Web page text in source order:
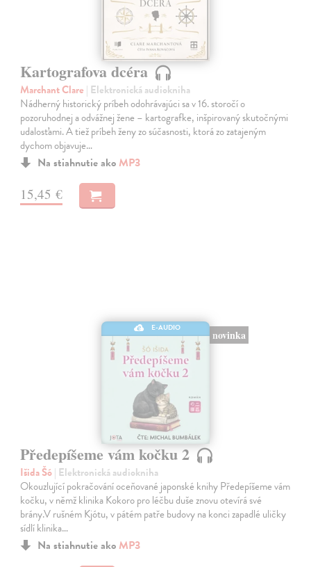
Kartografova dcéra
Marchant Clare | Elektronická audiokniha
Nádherný historický príbeh odohrávajúci sa v 16. storočí o
pozoruhodnej a odvážnej žene – kartografke, inšpirovaný skutočnými
udalosťami. A tiež príbeh ženy zo súčasnosti, ktorá zo zatajeným
dychom objavuje…
Na stiahnutie ako MP3
15,45 €
E-AUDIO
novinka
Předepíšeme vám kočku 2
Išida Šó| Elektronická audiokniha
Okouzlující pokračování oceňované japonské knihy Předepíšeme vám
kočku, v němž klinika Kokoro pro léčbu duše znovu otevírá své
brány.V rušném Kjótu, v pátém patře budovy na konci zapadlé uličky
sídlí klinika…
Na stiahnutie ako MP3